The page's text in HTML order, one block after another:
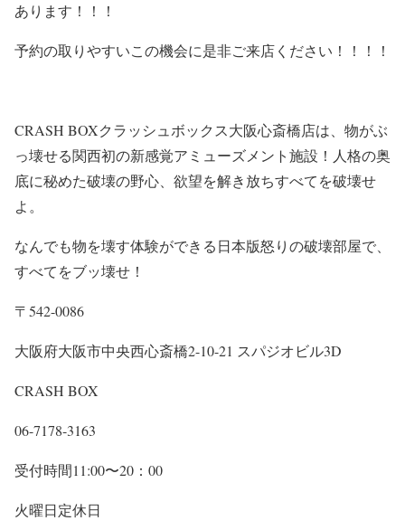
あります！！！
予約の取りやすいこの機会に是非ご来店ください！！！！
CRASH BOXクラッシュボックス大阪心斎橋店は、物がぶ
っ壊せる関西初の新感覚アミューズメント施設！人格の奥
底に秘めた破壊の野心、欲望を解き放ちすべてを破壊せ
よ。
なんでも物を壊す体験ができる日本版怒りの破壊部屋で、
すべてをブッ壊せ！
〒542-0086
大阪府大阪市中央西心斎橋2-10-21 スパジオビル3D
CRASH BOX
06-7178-3163
受付時間11:00〜20：00
火曜日定休日